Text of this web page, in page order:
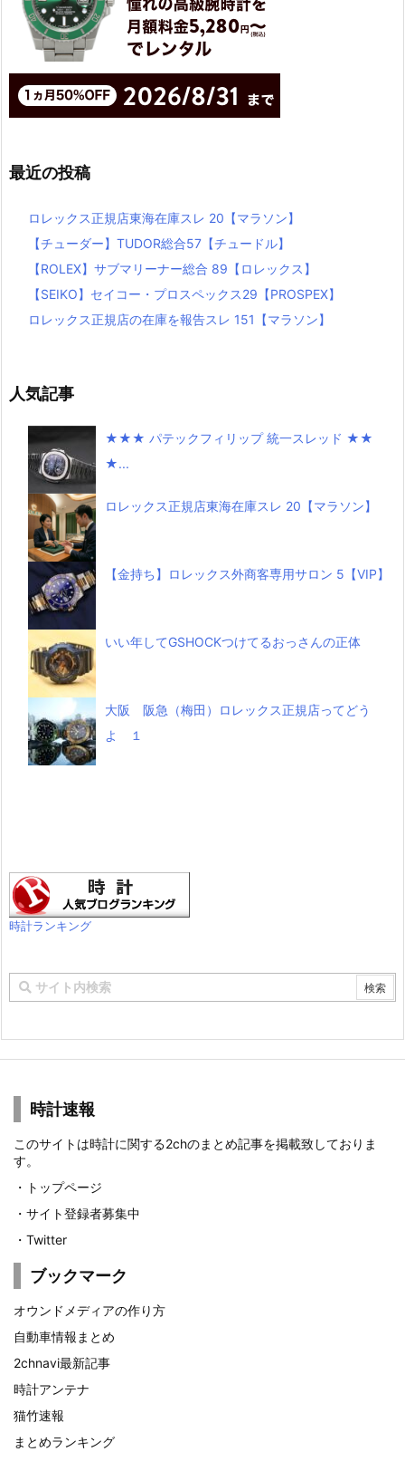
最近の投稿
ロレックス正規店東海在庫スレ 20【マラソン】
【チューダー】TUDOR総合57【チュードル】
【ROLEX】サブマリーナー総合 89【ロレックス】
【SEIKO】セイコー・プロスペックス29【PROSPEX】
ロレックス正規店の在庫を報告スレ 151【マラソン】
人気記事
★★★ パテックフィリップ 統一スレッド ★★
★...
ロレックス正規店東海在庫スレ 20【マラソン】
【金持ち】ロレックス外商客専用サロン 5【VIP】
いい年してGSHOCKつけてるおっさんの正体
大阪 阪急（梅田）ロレックス正規店ってどう
よ １
時計ランキング
時計速報
このサイトは時計に関する2chのまとめ記事を掲載致しておりま
す。
・ トップページ
・ サイト登録者募集中
・ Twitter
ブックマーク
オウンドメディアの作り方
自動車情報まとめ
2chnavi最新記事
時計アンテナ
猫竹速報
まとめランキング